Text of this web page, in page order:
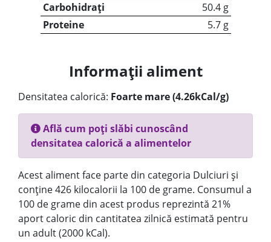
Carbohidrați
50.4 g
Proteine
5.7 g
Informații aliment
Densitatea calorică: Foarte mare (4.26kCal/g)
Află cum poți slăbi cunoscând
densitatea calorică a alimentelor
Acest aliment face parte din categoria Dulciuri și
conține 426 kilocalorii la 100 de grame. Consumul a
100 de grame din acest produs reprezintă 21%
aport caloric din cantitatea zilnică estimată pentru
un adult (2000 kCal).